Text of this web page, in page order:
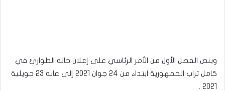
وينص الفصل الأول من الأمر الرئاسي على إعلان حالة الطوارئ في
كامل تراب الجمهورية ابتداء من 24 جوان 2021 إلى غاية 23 جويلية
2021 .